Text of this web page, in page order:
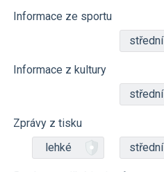
Informace ze sportu
střední
Informace z kultury
střední
Zprávy z tisku
lehké
střední